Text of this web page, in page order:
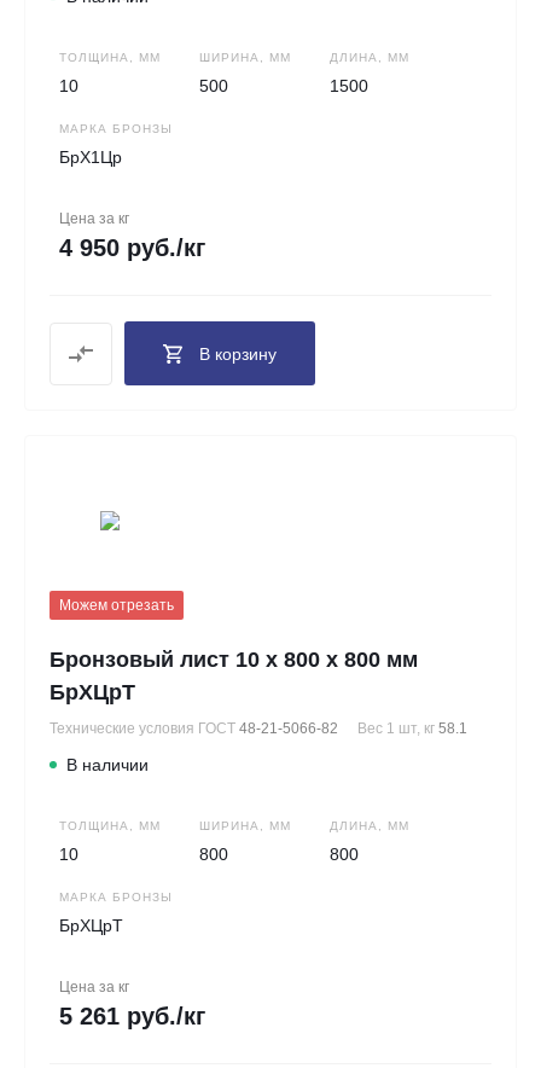
ТОЛЩИНА, ММ
10
ШИРИНА, ММ
500
ДЛИНА, ММ
1500
МАРКА БРОНЗЫ
БрХ1Цр
Цена за кг
4 950 руб./кг
В корзину
Можем отрезать
Бронзовый лист 10 х 800 х 800 мм
БрХЦрТ
Технические условия ГОСТ 48-21-5066-82 Вес 1 шт, кг 58.1
В наличии
ТОЛЩИНА, ММ
10
ШИРИНА, ММ
800
ДЛИНА, ММ
800
МАРКА БРОНЗЫ
БрХЦрТ
Цена за кг
5 261 руб./кг